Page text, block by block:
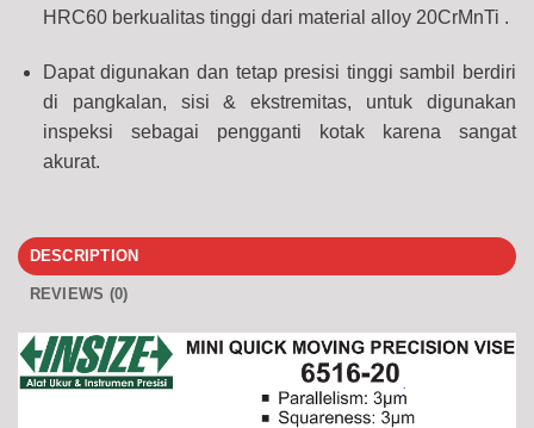
HRC60berkualitas tinggi dari material alloy20CrMnTi .
Dapat digunakan dan tetap presisi tinggi sambil berdiri
di pangkalan, sisi & ekstremitas, untuk digunakan
inspeksi sebagai pengganti kotak karena sangat
akurat.
DESCRIPTION
REVIEWS (0)